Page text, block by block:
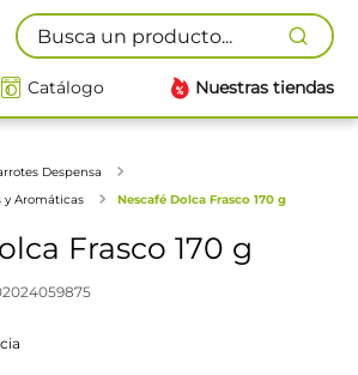
Busca un producto...
Catálogo Nuestras tiendas
Despensa
y Aromáticas
Nescafé Dolca Frasco 170 g
Frasco 170 g